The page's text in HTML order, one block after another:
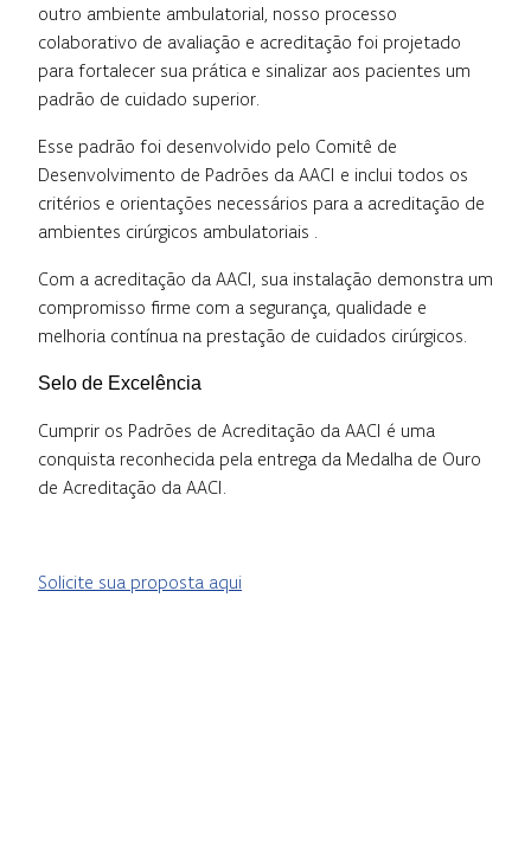
outro ambiente ambulatorial, nosso processo
colaborativo de avaliação e acreditação foi projetado
para fortalecer sua prática e sinalizar aos pacientes um
padrão de cuidado superior.
Esse padrão foi desenvolvido pelo Comitê de
Desenvolvimento de Padrões da AACI e inclui todos os
critérios e orientações necessários para a acreditação de
ambientes cirúrgicos ambulatoriais .
Com a acreditação da AACI, sua instalação demonstra um
compromisso firme com a segurança, qualidade e
melhoria contínua na prestação de cuidados cirúrgicos.
Selo de Excelência
Cumprir os Padrões de Acreditação da AACI é uma
conquista reconhecida pela entrega da Medalha de Ouro
de Acreditação da AACI.
Solicite sua proposta aqui